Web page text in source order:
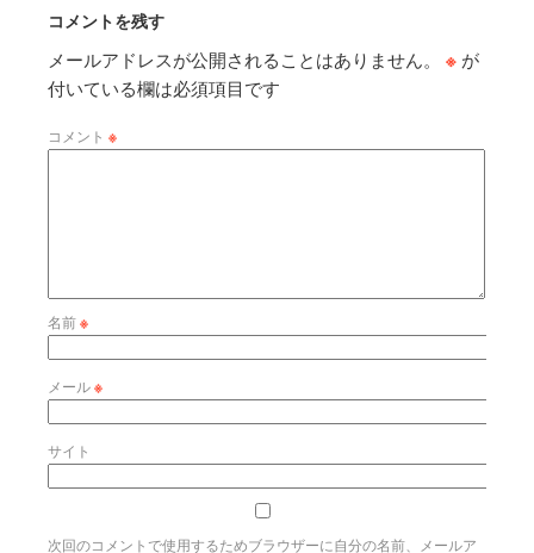
コメントを残す
メールアドレスが公開されることはありません。 ※ が
付いている欄は必須項目です
コメント ※
名前※
メール※
サイト
次回のコメントで使用するためブラウザーに自分の名前、メールア